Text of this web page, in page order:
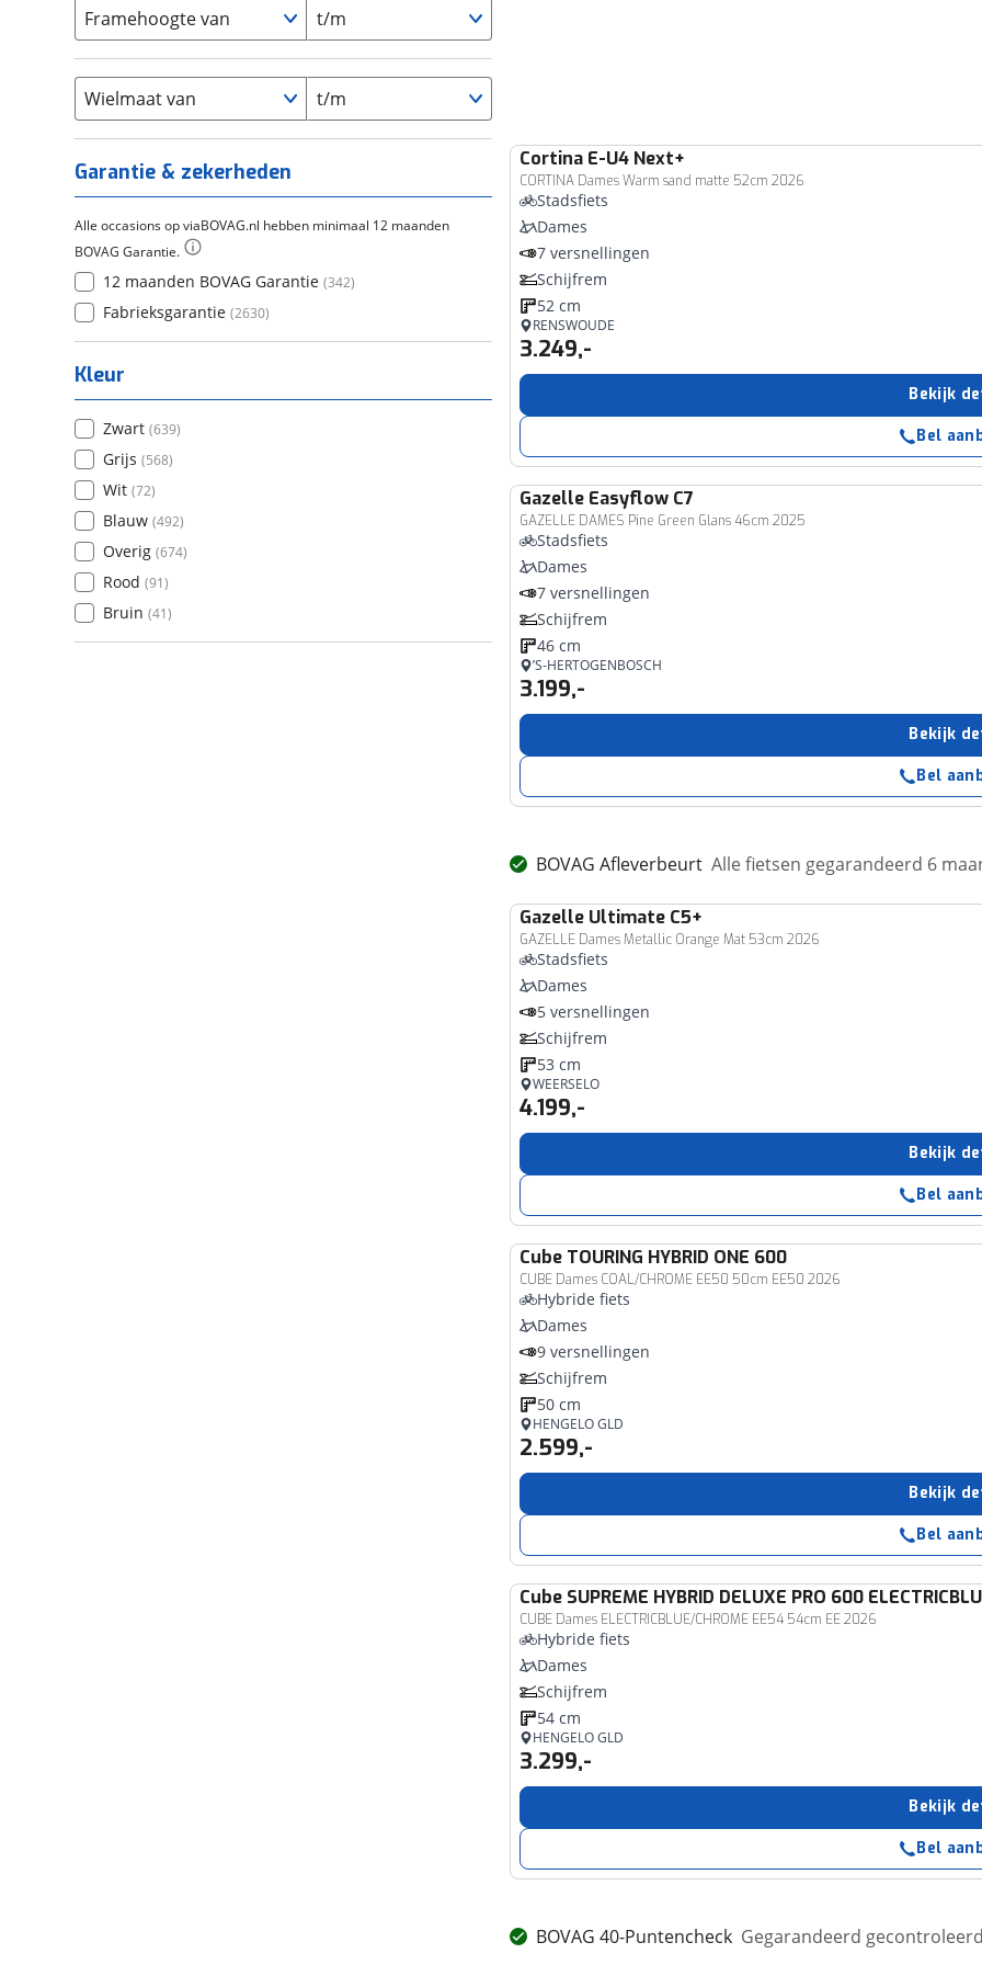
Cortina (32)
Flyer (0)
Overig ( 0)
15-20 (11)
21+
Chroom-molybdeen (0)
Scandium
Staal (2 )
Tica
Framehoogte van t/m
Wielmaat van t/m
Garantie & zekerheden
Alle occasions op viaBOVAG.nl hebben minimaal 12 maanden
BOVAG Garantie.
12 maanden BOVAG Garantie (342)
Fabrieksgarantie (2630)
Kleur
Zwart (639)
Grijs (568)
Wit (72)
Blauw (492)
Overig (674)
Rood (91)
Bruin (41)
Cortina E-U4 Next+
CORTINA Dames Warm sand matte 52cm 2026
Stadsfiets
Dames
7 versnellingen
Schijfrem
52 cm
RENSWOUDE
3.249,-
Bekijk
Bel
Gazelle Easyflow C7
GAZELLE DAMES Pine Green Glans 46cm 2025
Stadsfiets
Dames
7 versnellingen
Schijfrem
46 cm
’S-HERTOGENBOSCH
3.199,-
Bekijk
Bel
BOVAG Afleverbeurt Alle fietsen gegarandeerd 6
Gazelle Ultimate C5+
GAZELLE Dames Metallic Orange Mat 53cm 2026
Stadsfiets
Dames
5 versnellingen
Schijfrem
53 cm
WEERSELO
4.199,-
Bekijk
Bel
Cube TOURING HYBRID ONE 600
CUBE Dames COAL/CHROME EE50 50cm EE50 2026
Hybride fiets
Dames
9 versnellingen
Schijfrem
50 cm
HENGELO GLD
2.599,-
Bekijk
Bel
Cube SUPREME HYBRID DELUXE PRO 600
CUBE Dames ELECTRICBLUE/CHROME EE54 54cm EE 2026
Hybride fiets
Dames
Schijfrem
54 cm
HENGELO GLD
3.299,-
Bekijk
Bel
BOVAG 40-Puntencheck Gegarandeerd